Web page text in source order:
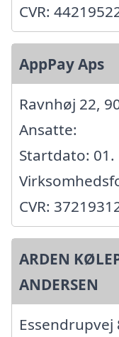
CVR:
AppPay Aps
Ravnhøj 22,
Ansatte:
Startdato:
CVR:
ARDEN
ANDERSEN
Essendrupvej